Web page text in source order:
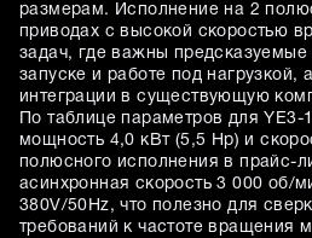
размерам. Исполнение на 2
приводах с высокой скоростью
задач, где важны предсказуемые
запуске и работе под нагрузкой,
интеграции в существующую
По таблице параметров для YE3-
мощность 4,0 кВт (5,5 Hp) и
полюсного исполнения в прайс-
асинхронная скорость 3 000 об/
380V/50Hz, что полезно для
требований к частоте вращения